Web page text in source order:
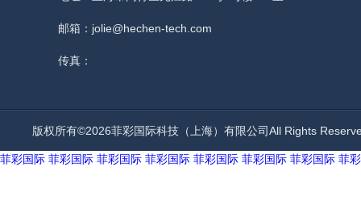
邮箱：jolie@hechen-tech.com
传真：
版权所有©2026菲彩国际科技（上海）有限公司All Rights
菲彩国际 菲彩国际 菲彩国际 菲彩国际 菲彩国际 菲彩国际 菲彩国际 菲